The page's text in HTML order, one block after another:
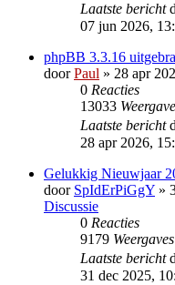
Laatste bericht
07 jun 2026,
phpBB 3.3.16
doorPaul » 28 apr
0 Reacties
13033
Laatste bericht
28 apr 2026,
Gelukkig Nieuwjaar
door SpIdErPiGgY »
Discussie
0 Reacties
9179 Weergaves
Laatste bericht
31 dec 2025,